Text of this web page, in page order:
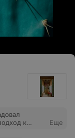
к
Еще